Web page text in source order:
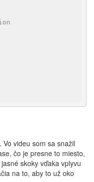
videu som sa snažil
čo je presne to miesto,
skoky vďaka vplyvu
na to, aby to už oko